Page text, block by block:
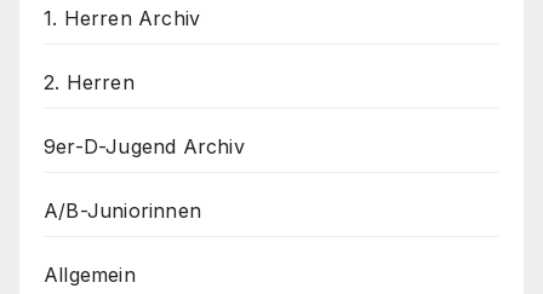
1. Herren Archiv
2. Herren
9er-D-Jugend Archiv
A/B-Juniorinnen
Allgemein